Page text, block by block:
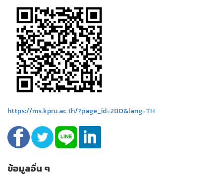
https://ms.kpru.ac.th/?page_id=280&lang=TH
ข้อมูลอื่น ๆ